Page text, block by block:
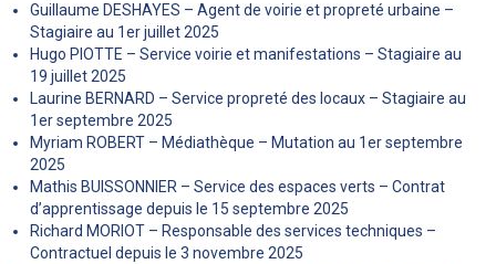
Guillaume DESHAYES – Agent de voirie et propreté urbaine –
Stagiaire au 1er juillet 2025
Hugo PIOTTE – Service voirie et manifestations – Stagiaire au
19 juillet 2025
Laurine BERNARD – Service propreté des locaux – Stagiaire au
1er septembre 2025
Myriam ROBERT – Médiathèque – Mutation au 1er septembre
2025
Mathis BUISSONNIER – Service des espaces verts – Contrat
d’apprentissage depuis le 15 septembre 2025
Richard MORIOT – Responsable des services techniques –
Contractuel depuis le 3 novembre 2025